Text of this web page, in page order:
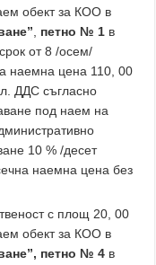
обект за КОО в
петно № 1 в
от 8 /осем/
наемна цена 110, 00
ДДС съгласно
под наем на
10 % /десет
наемна цена без
с площ 20, 00
обект за КОО в
петно № 4 в